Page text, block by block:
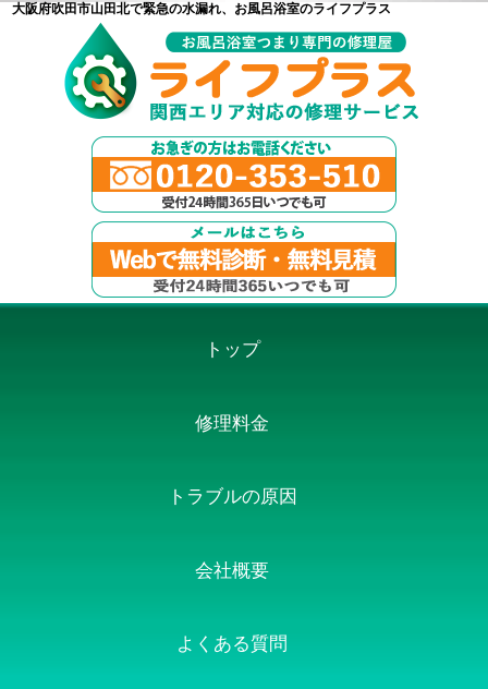
大阪府吹田市山田北で緊急の水漏れ、お風呂浴室のライフプラス
トップ
修理料金
トラブルの原因
会社概要
よくある質問